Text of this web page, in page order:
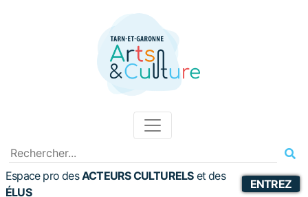
Espace pro desACTEURS CULTURELS etdes
ÉLUS
ENTREZ